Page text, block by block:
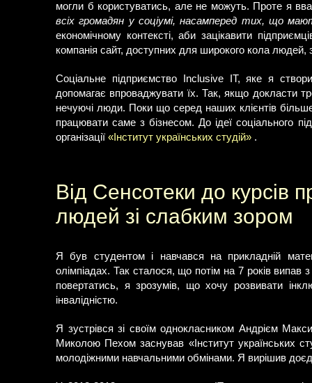
могли б користуватись, але не можуть. Проте я
всіх громадян у соціумі, насамперед тих, що
економічному контексті, аби зацікавити
компанія сайт, доступних для широкого кола людей,
Соціальне підприємство Inclusive IT, яке я
допомагає впроваджувати їх. Так, якщо докласти
нечуючі люди. Поки що серед наших клієнтів
працювати саме з бізнесом. До ідеї соціального
організації «Інститут українських студій» .
Від Сенсотеки до курсів
людей зі слабким зором
Я був студентом і навчався на прикладній
олімпіадах. Так сталося, що потім на 7 років випав
повертатись, я зрозумів, що хочу розвивати
інвалідністю.
Я зустрівся зі своїм однокласником Андрієм
Миколою Пехом заснував «Інститут українських
молодіжними навчальними обмінами. Я вирішив